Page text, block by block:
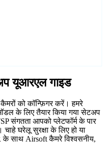
यूआरएल गाइड
को कॉन्फ़िगर करें। हमरे
के लिए तैयार किया गया सेटअप
संगतता आपको प्लेटफॉर्म के पार
घरेलू सुरक्षा के लिए हो या
के साथ Airsoft कैमरे विश्वसनीय,